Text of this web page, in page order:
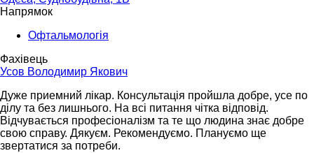
Напрямок
Офтальмологія
Фахівець
Усов Володимир Якович
Дуже приемний лікар. Консультація пройшла добре, усе по
ділу та без лишнього. На всі питання чітка відповід.
Відчувається професіоналізм та те що людина знає добре
свою справу. Дякуєм. Рекомендуємо. Плануємо ще
звертатися за потреби.